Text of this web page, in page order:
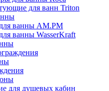
для ванн Triton
ванны AM.PM
ванны WasserKraft
для душевых кабин